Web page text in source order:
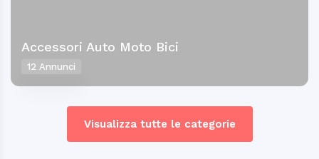
Accessori Auto Moto Bici
12 Annunci
Visualizza tutte le categorie